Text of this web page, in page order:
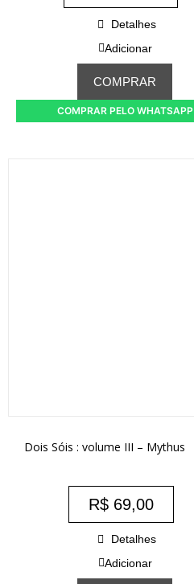
Detalhes
Adicionar
COMPRAR
COMPRAR PELO WHATSAPP
Dois Sóis : volume III – Mythus
R$69,00
Detalhes
Adicionar